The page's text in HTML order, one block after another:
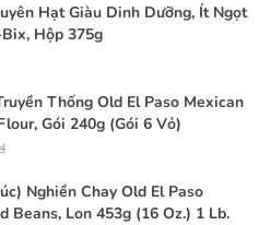
Hạt Giàu Dinh Dưỡng, Ít Ngọt
Hộp 375g
Thống Old El Paso Mexican
Gói 240g (Gói 6 Vỏ)
Nghiền Chay Old El Paso
Beans, Lon 453g (16 Oz.) 1 Lb.